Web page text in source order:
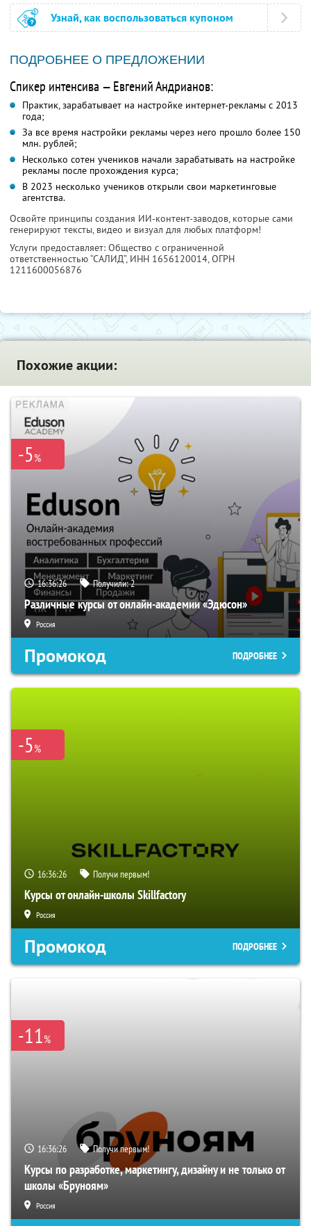
Узнай, как воспользоваться купоном
ПОДРОБНЕЕ О ПРЕДЛОЖЕНИИ
Спикер интенсива — Евгений Андрианов:
Практик, зарабатывает на настройке интернет-рекламы с 2013
года;
За все время настройки рекламы через него прошло более 150
млн. рублей;
Несколько сотен учеников начали зарабатывать на настройке
рекламы после прохождения курса;
В 2023 несколько учеников открыли свои маркетинговые
агентства.
Освойте принципы создания ИИ-контент-заводов, которые сами
генерируют тексты, видео и визуал для любых платформ!
Услуги предоставляет: Общество с ограниченной
ответственностью “САЛИД”, ИНН 1656120014, ОГРН
1211600056876
Похожие акции:
-5%
16:36:25 Получили:2
Различные курсы от онлайн-академии «Эдюсон»
Россия
Промокод ПОДРОБНЕЕ
-5%
16:36:25 Получи первым!
Курсы от онлайн-школы Skillfactory
Россия
Промокод ПОДРОБНЕЕ
-11%
16:36:25 Получи первым!
Курсы по разработке, маркетингу, дизайну и не только от
школы «Бруноям»
Россия